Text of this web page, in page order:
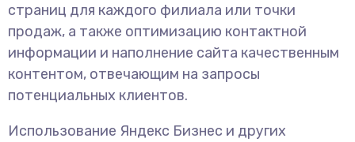
страниц для каждого филиала или точки
продаж, а также оптимизацию контактной
информации и наполнение сайта качественным
контентом, отвечающим на запросы
потенциальных клиентов.
Использование Яндекс Бизнес и других